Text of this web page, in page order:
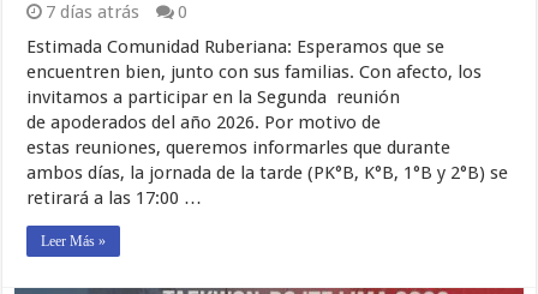
7 días atrás
0
Estimada Comunidad Ruberiana: Esperamos que se
encuentren bien, junto con sus familias. Con afecto, los
invitamos a participar en la Segunda reunión
de apoderados del año 2026. Por motivo de
estas reuniones, queremos informarles que durante
ambos días, la jornada de la tarde (PK°B, K°B, 1°B y 2°B) se
retirará a las 17:00 …
Leer Más »